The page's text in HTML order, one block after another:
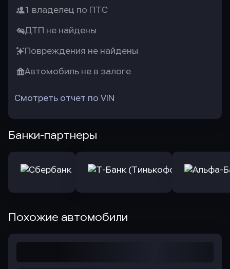
1 владелец по ПТС
ДТП не найдены
Повреждения не найдены
Автомобиль не в залоге
Смотреть отчет по VIN
Банки-партнеры
Похожие автомобили